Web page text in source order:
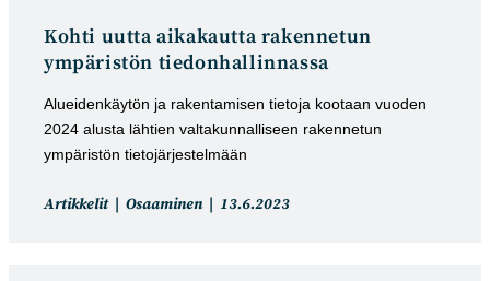
Kohti uutta aikakautta rakennetun
ympäristön tiedonhallinnassa
Alueidenkäytön ja rakentamisen tietoja kootaan vuoden
2024 alusta lähtien valtakunnalliseen rakennetun
ympäristön tietojärjestelmään
Artikkelin
Artikkelit Osaaminen
Artikkeli
13.6.2023